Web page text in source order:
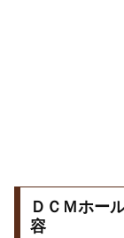
ＤＣＭホー
容